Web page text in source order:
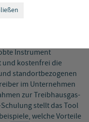
Instrument
und kostenfrei die
standortbezogenen
im Unternehmen
zur Treibhausgas-
stellt das Tool
welche Vorteile